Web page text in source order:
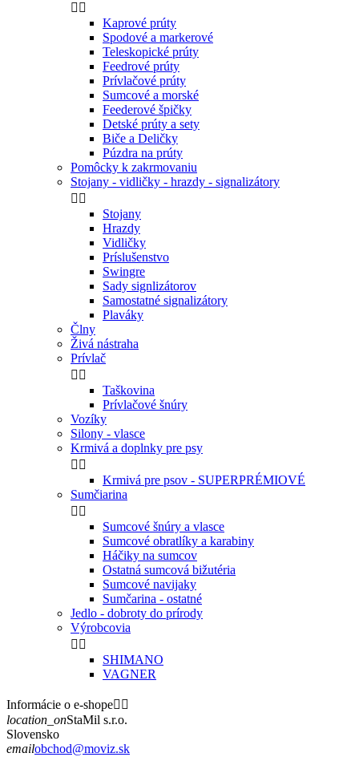
 
Kaprové prúty
Spodové a markerové
Teleskopické prúty
Feedrové prúty
Prívlačové prúty
Sumcové a morské
Feederové špičky
Detské prúty a sety
Biče a Deličky
Púzdra na prúty
Pomôcky k zakrmovaniu
Stojany - vidličky - hrazdy - signalizátory
 
Stojany
Hrazdy
Vidličky
Príslušenstvo
Swingre
Sady signlizátorov
Samostatné signalizátory
Plaváky
Člny
Živá nástraha
Prívlač
 
Taškovina
Prívlačové šnúry
Vozíky
Silony - vlasce
Krmivá a doplnky pre psy
 
Krmivá pre psov - SUPERPRÉMIOVÉ
Sumčiarina
 
Sumcové šnúry a vlasce
Sumcové obratlíky a karabiny
Háčiky na sumcov
Ostatná sumcová bižutéria
Sumcové navijaky
Sumčarina - ostatné
Jedlo - dobroty do prírody
Výrobcovia
 
SHIMANO
VAGNER
Informácie o e-shope 
location_onStaMil s.r.o.
Slovensko
emailobchod@moviz.sk